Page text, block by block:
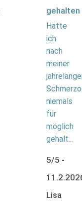
Hätte
ich
nach
meiner
niemals
für
möglich
gehalt...
5/5 -
Lisa